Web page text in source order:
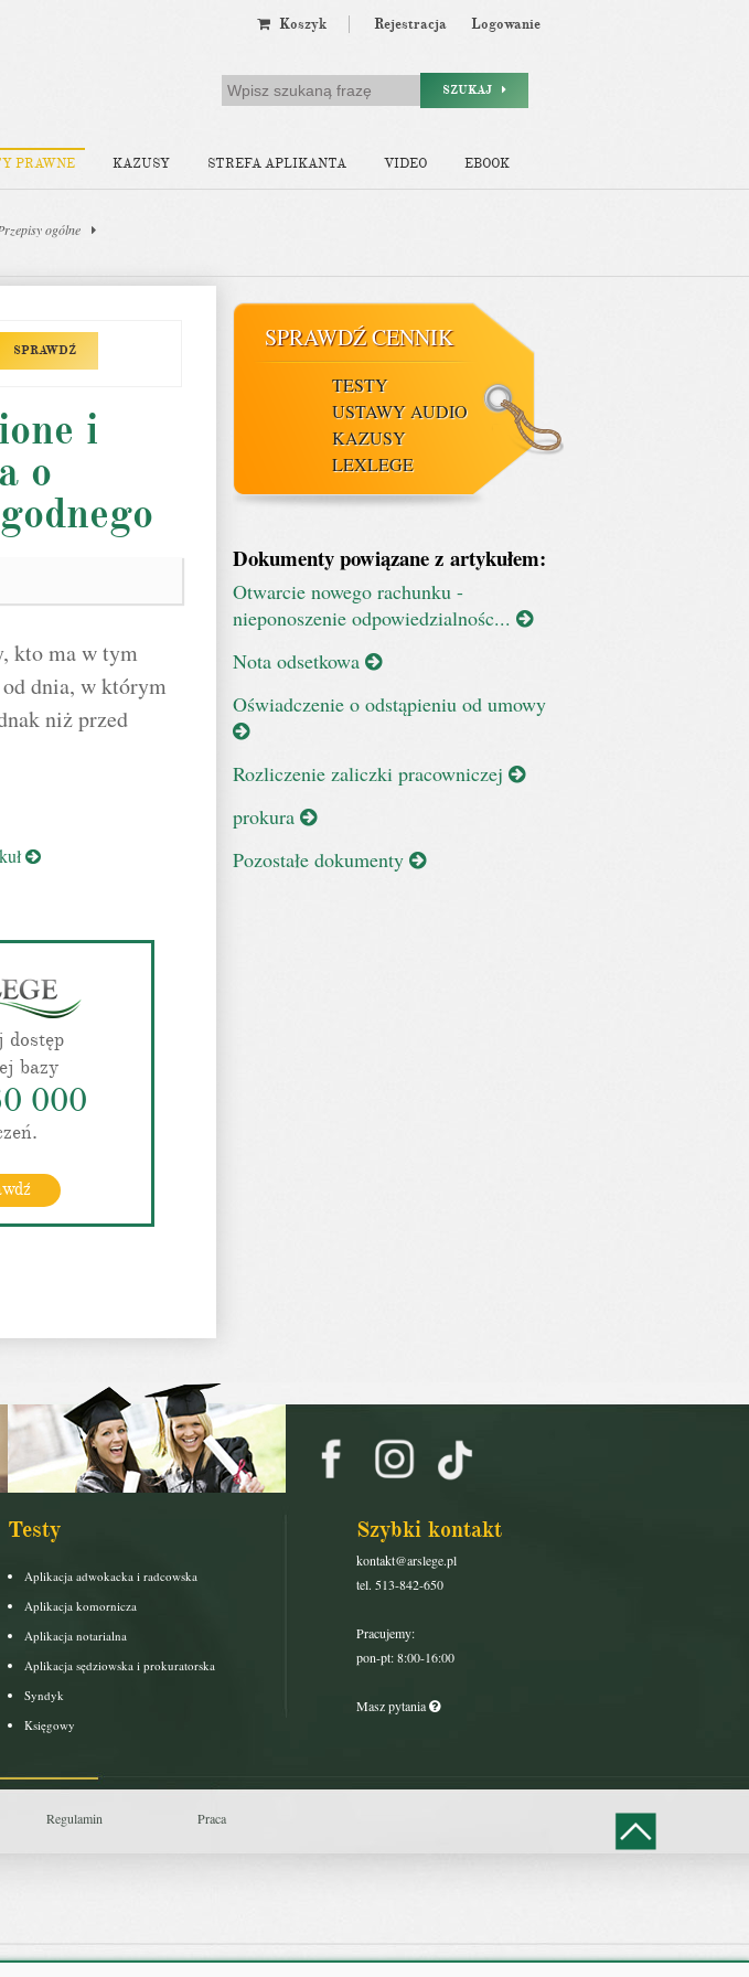
Koszyk Rejestracja Logowanie
SZUKAJ
PRAWNE KAZUSY STREFA APLIKANTA VIDEO EBOOK
ogólne
SPRAWDŹ
i
o
kto ma w tym
dnia, w którym
niż przed
dostęp
bazy
000
SPRAWDŹ CENNIK
TESTY
USTAWY AUDIO
KAZUSY
LEXLEGE
Dokumenty powiązane z artykułem:
Otwarcie nowego rachunku -
nieponoszenie odpowiedzialnośc...
Nota odsetkowa
Oświadczenie o odstąpieniu od umowy
Rozliczenie zaliczki pracowniczej
prokura
Pozostałe dokumenty
Testy
Aplikacja adwokacka i radcowska
Aplikacja komornicza
Aplikacja notarialna
Aplikacja sędziowska i prokuratorska
Syndyk
Księgowy
Szybki kontakt
kontakt@arslege.pl
tel. 513-842-650
Pracujemy:
pon-pt: 8:00-16:00
Masz pytania
Regulamin Praca